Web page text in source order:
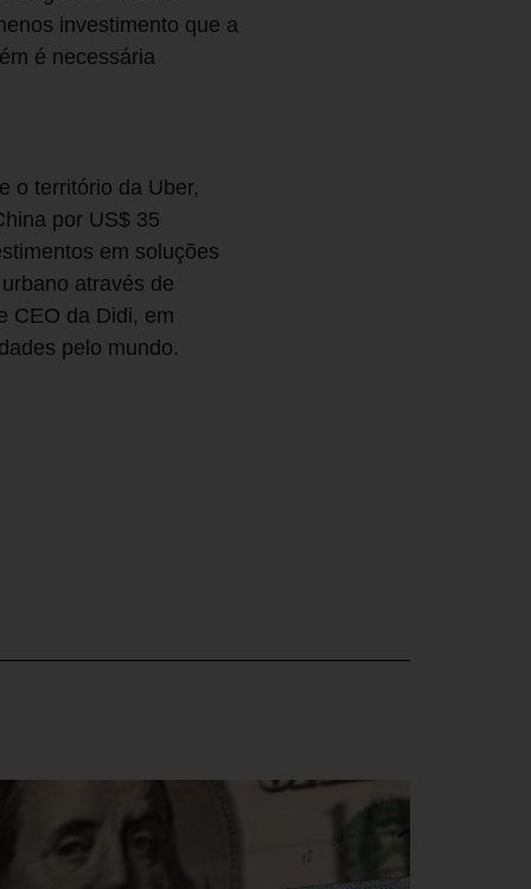
investimento que a
é necessária
o território da Uber,
por US$ 35
em soluções
através de
CEO da Didi, em
pelo mundo.